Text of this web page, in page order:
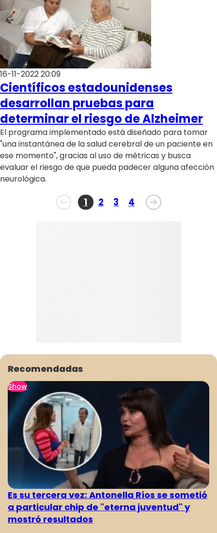
16-11-2022 20:09
Científicos estadounidenses
desarrollan pruebas para
determinar el riesgo de Alzheimer
El programa implementado está diseñado para tomar
"una instantánea de la salud cerebral de un paciente en
ese momento", gracias al uso de métricas y busca
evaluar el riesgo de que pueda padecer alguna afección
neurológica.
1 2 3 4
Recomendadas
Show
Es su tercera vez: Antonella Ríos se sometió
a particular chip de "eterna juventud" y
mostró resultados